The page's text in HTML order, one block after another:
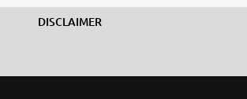
DISCLAIMER